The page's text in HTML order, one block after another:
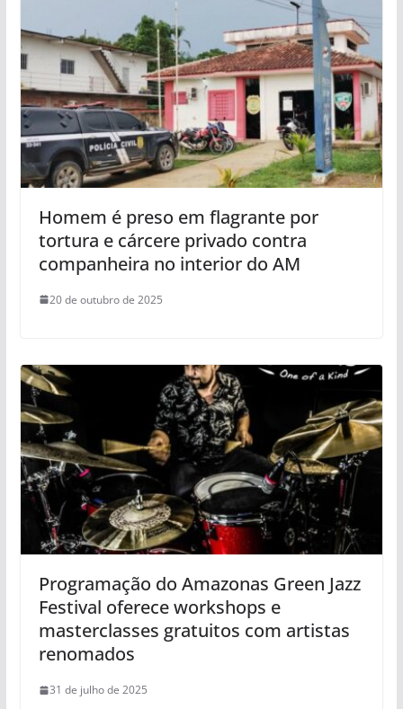
Homem é preso em flagrante por
tortura e cárcere privado contra
companheira no interior do AM
20 de outubro de 2025
Programação do Amazonas Green Jazz
Festival oferece workshops e
masterclasses gratuitos com artistas
renomados
31 de julho de 2025